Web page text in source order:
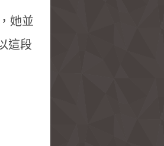
她並
這段